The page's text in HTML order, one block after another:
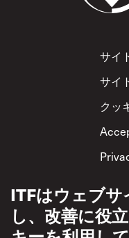
サイ
サイ
クッ
ITFはウェブサ
し、改善に役